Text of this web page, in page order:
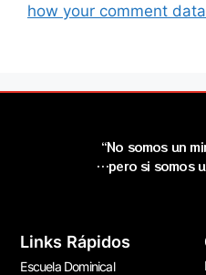
how your comment
“No somos un
…pero si somos
Links Rápidos
Escuela Dominical